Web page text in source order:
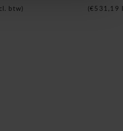
btw) (€531,19